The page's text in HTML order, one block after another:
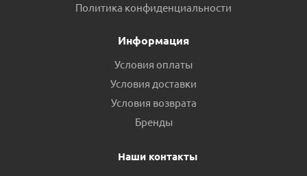
Политика конфиденциальности
Информация
Условия оплаты
Условия доставки
Условия возврата
Бренды
Наши контакты